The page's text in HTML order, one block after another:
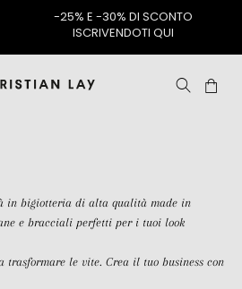
-25% E -30% DI SCONTO
ISCRIVENDOTI QUI
in bigiotteria di alta qualità made in
e bracciali perfetti per i tuoi look
trasformare le vite. Crea il tuo business con